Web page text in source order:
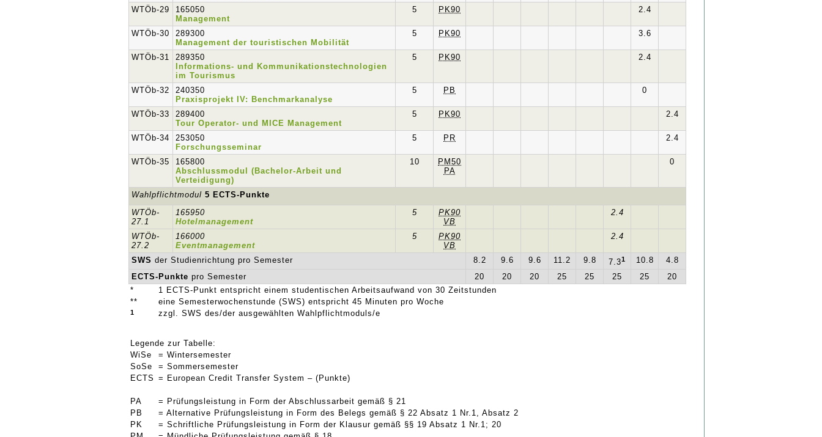
WTÖb-29
165050
Management
5 PK90 2.4
WTÖb-30
289300
Management der touristischen Mobilität
5 PK90 3.6
WTÖb-31
289350
Informations- und Kommunikationstechnologien
im Tourismus
5 PK90 2.4
WTÖb-32
240350
Praxisprojekt IV: Benchmarkanalyse
5 PB 0
WTÖb-33
289400
Tour Operator- und MICE Management
5 PK90 2.4
WTÖb-34
253050
Forschungsseminar
5 PR 2.4
WTÖb-35
165800
Abschlussmodul (Bachelor-Arbeit und
Verteidigung)
10
PM50
PA
0
Wahlpflichtmodul 5 ECTS-Punkte
WTÖb-
27.1
165950
Hotelmanagement
5
PK90
VB
2.4
WTÖb-
27.2
166000
Eventmanagement
5
PK90
VB
2.4
SWS der Studienrichtung pro Semester 8.2 9.6 9.6 11.2 9.8 7.31 10.8
4.8
ECTS-Punktepro Semester 20 20 20 25 25 25 25
20
*
1 ECTS-Punkt entspricht einem studentischen Arbeitsaufwand von 30 Zeitstunden
**
eine Semesterwochenstunde (SWS) entspricht 45 Minuten pro Woche
1 zzgl. SWS des/der ausgewählten Wahlpflichtmoduls/e
Legende zur Tabelle:
WiSe
= Wintersemester
SoSe
= Sommersemester
ECTS
= European Credit Transfer System – (Punkte)
PA
= Prüfungsleistung in Form der Abschlussarbeit gemäß § 21
PB
= Alternative Prüfungsleistung in Form des Belegs gemäß § 22 Absatz 1 Nr.1, Absatz 2
PK
= Schriftliche Prüfungsleistung in Form der Klausur gemäß §§ 19 Absatz 1 Nr.1; 20